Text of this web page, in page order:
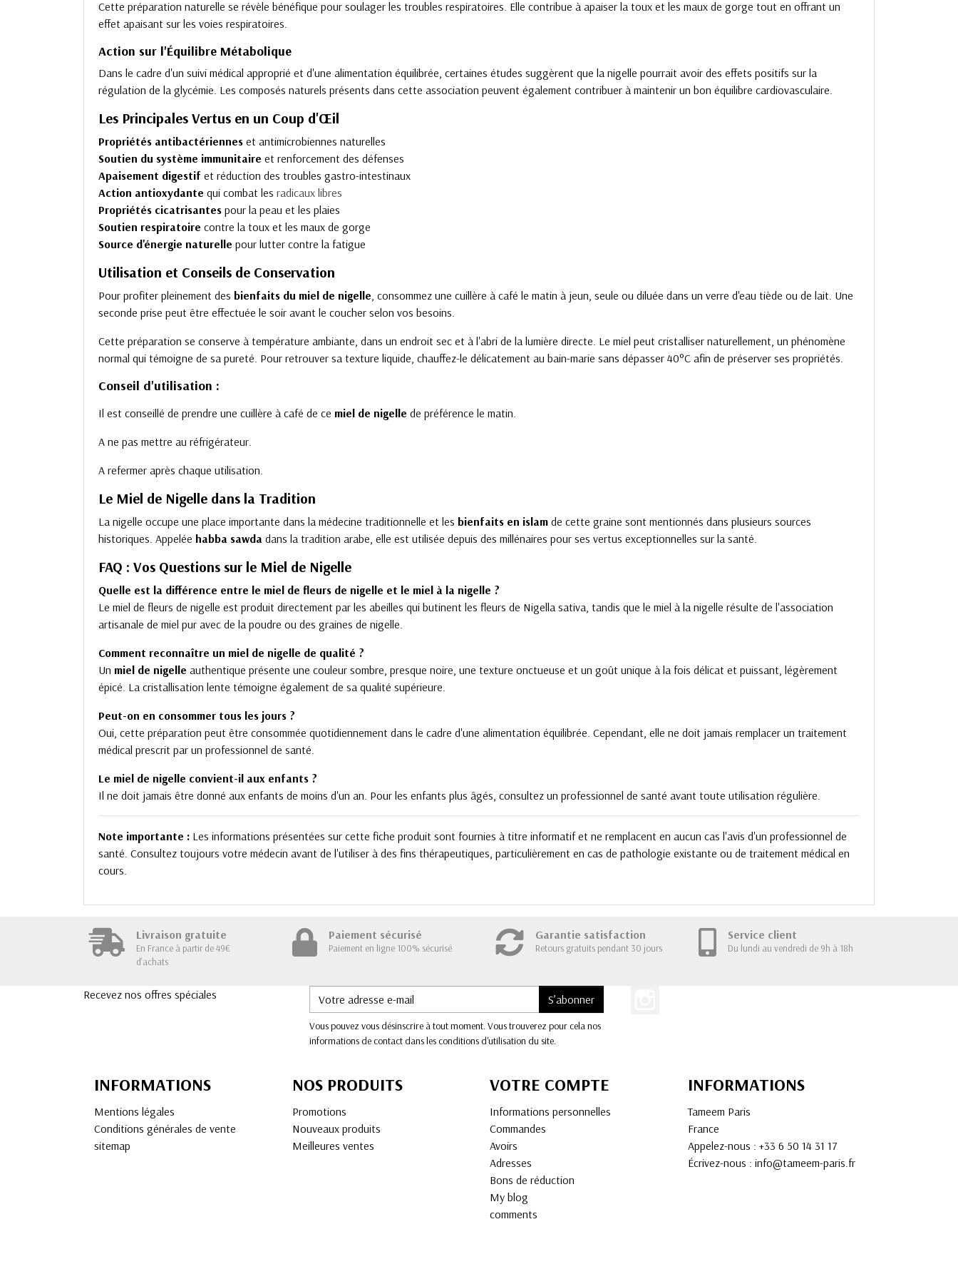
Cette préparation naturelle se révèle bénéfique pour soulager les troubles respiratoires. Elle contribue à apaiser la toux et les maux de gorge tout en offrant un
effet apaisant sur les voies respiratoires.
Action sur l'Équilibre Métabolique
Dans le cadre d'un suivi médical approprié et d'une alimentation équilibrée, certaines études suggèrent que la nigelle pourrait avoir des effets positifs sur la
régulation de la glycémie. Les composés naturels présents dans cette association peuvent également contribuer à maintenir un bon équilibre cardiovasculaire.
Les Principales Vertus en un Coup d'Œil
Propriétés antibactériennes et antimicrobiennes naturelles
Soutien du système immunitaire et renforcement des défenses
Apaisement digestif et réduction des troubles gastro-intestinaux
Action antioxydante qui combat les radicaux libres
Propriétés cicatrisantes pour la peau et les plaies
Soutien respiratoire contre la toux et les maux de gorge
Source d'énergie naturelle pour lutter contre la fatigue
Utilisation et Conseils de Conservation
Pour profiter pleinement des bienfaits du miel de nigelle, consommez une cuillère à café le matin à jeun, seule ou diluée dans un verre d'eau tiède ou de lait. Une
seconde prise peut être effectuée le soir avant le coucher selon vos besoins.
Cette préparation se conserve à température ambiante, dans un endroit sec et à l'abri de la lumière directe. Le miel peut cristalliser naturellement, un phénomène
normal qui témoigne de sa pureté. Pour retrouver sa texture liquide, chauffez-le délicatement au bain-marie sans dépasser 40°C afin de préserver ses propriétés.
Conseil d'utilisation :
Il est conseillé de prendre une cuillère à café de ce miel de nigelle de préférence le matin.
A ne pas mettre au réfrigérateur.
A refermer après chaque utilisation.
Le Miel de Nigelle dans la Tradition
La nigelle occupe une place importante dans la médecine traditionnelle et les bienfaits en islam de cette graine sont mentionnés dans plusieurs sources
historiques. Appelée habba sawda dans la tradition arabe, elle est utilisée depuis des millénaires pour ses vertus exceptionnelles sur la santé.
FAQ : Vos Questions sur le Miel de Nigelle
Quelle est la différence entre le miel de fleurs de nigelle et le miel à la nigelle ?
Le miel de fleurs de nigelle est produit directement par les abeilles qui butinent les fleurs de Nigella sativa, tandis que le miel à la nigelle résulte de l'association
artisanale de miel pur avec de la poudre ou des graines de nigelle.
Comment reconnaître un miel de nigelle de qualité ?
Un miel de nigelle authentique présente une couleur sombre, presque noire, une texture onctueuse et un goût unique à la fois délicat et puissant, légèrement
épicé. La cristallisation lente témoigne également de sa qualité supérieure.
Peut-on en consommer tous les jours ?
Oui, cette préparation peut être consommée quotidiennement dans le cadre d'une alimentation équilibrée. Cependant, elle ne doit jamais remplacer un traitement
médical prescrit par un professionnel de santé.
Le miel de nigelle convient-il aux enfants ?
Il ne doit jamais être donné aux enfants de moins d'un an. Pour les enfants plus âgés, consultez un professionnel de santé avant toute utilisation régulière.
Note importante : Les informations présentées sur cette fiche produit sont fournies à titre informatif et ne remplacent en aucun cas l'avis d'un professionnel de
santé. Consultez toujours votre médecin avant de l'utiliser à des fins thérapeutiques, particulièrement en cas de pathologie existante ou de traitement médical en
cours.
Livraison gratuite
En France à partir de 49€
d'achats
Paiement sécurisé
Paiement en ligne 100% sécurisé
Garantie satisfaction
Retours gratuits pendant 30 jours
Service client
Du lundi au vendredi de 9h à 18h
Recevez nos offres spéciales S’abonner
Vous pouvez vous désinscrire à tout moment. Vous trouverez pour cela nos
informations de contact dans les conditions d'utilisation du site.
INFORMATIONS
Mentions légales
Conditions générales de vente
sitemap
NOS PRODUITS
Promotions
Nouveaux produits
Meilleures ventes
VOTRE COMPTE
Informations personnelles
Commandes
Avoirs
Adresses
Bons de réduction
My blog
comments
INFORMATIONS
Tameem Paris
France
Appelez-nous : +33 6 50 14 31 17
Écrivez-nous : info@tameem-paris.fr